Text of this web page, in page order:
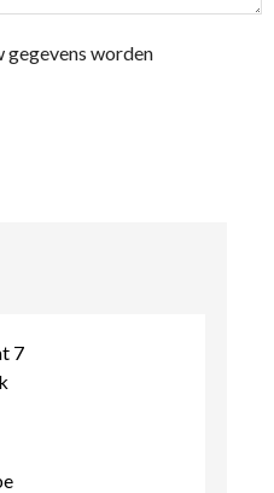
gegevens worden
7